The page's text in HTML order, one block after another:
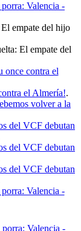
Valencia -
empate del hijo
El empate del
once contra el
el Almería!.
volver a la
del VCF debutan
del VCF debutan
del VCF debutan
Valencia -
Valencia -